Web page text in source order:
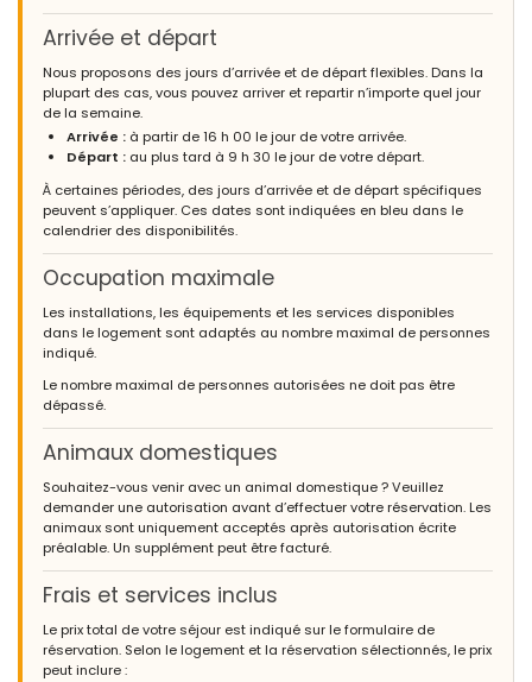
Arrivée et départ
Nous proposons des jours d’arrivée et de départ flexibles. Dans la
plupart des cas, vous pouvez arriver et repartir n’importe quel jour
de la semaine.
Arrivée : à partir de 16 h 00 le jour de votre arrivée.
Départ : au plus tard à 9 h 30 le jour de votre départ.
À certaines périodes, des jours d’arrivée et de départ spécifiques
peuvent s’appliquer. Ces dates sont indiquées en bleu dans le
calendrier des disponibilités.
Occupation maximale
Les installations, les équipements et les services disponibles
dans le logement sont adaptés au nombre maximal de personnes
indiqué.
Le nombre maximal de personnes autorisées ne doit pas être
dépassé.
Animaux domestiques
Souhaitez-vous venir avec un animal domestique ? Veuillez
demander une autorisation avant d’effectuer votre réservation. Les
animaux sont uniquement acceptés après autorisation écrite
préalable. Un supplément peut être facturé.
Frais et services inclus
Le prix total de votre séjour est indiqué sur le formulaire de
réservation. Selon le logement et la réservation sélectionnés, le prix
peut inclure :